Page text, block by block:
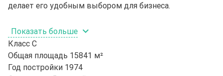
делает его удобным выбором для бизнеса.
Показать больше
Класс C
Общая площадь 15841 м²
Год постройки 1974